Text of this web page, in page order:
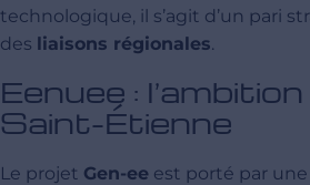
technologique, il s’agit d’un pari
des liaisons régionales.
Eenuee :
Saint-Étienne
Le projet Gen-ee est porté par